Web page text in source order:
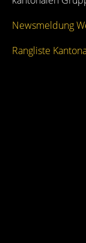
Newsmeldung
Rangliste